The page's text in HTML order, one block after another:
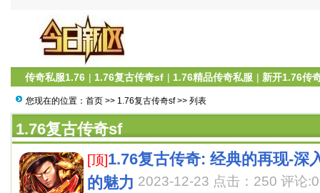
传奇私服1.76 | 1.76复古传奇sf | 1.76精品传奇私服 | 新开1.76传
您现在的位置： 首页 >> 1.76复古传奇sf>> 列表
1.76复古传奇sf
[顶]1.76复古传奇: 经典的再现-深
的魅力 2023-12-23 点击：250 评论:0